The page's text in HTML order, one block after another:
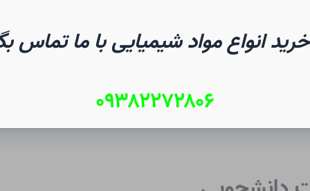
انواع مواد شیمیایی با ما تماس
۰۹۳۸۲۲۷۲۸۰۶